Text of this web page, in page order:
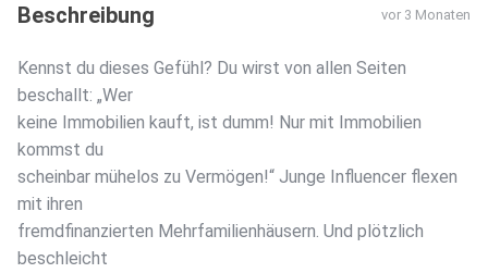
Beschreibung vor 3 Monaten
Kennst du dieses Gefühl? Du wirst von allen Seiten
beschallt: „Wer
keine Immobilien kauft, ist dumm! Nur mit Immobilien
kommst du
scheinbar mühelos zu Vermögen!“ Junge Influencer flexen
mit ihren
fremdfinanzierten Mehrfamilienhäusern. Und plötzlich
beschleicht